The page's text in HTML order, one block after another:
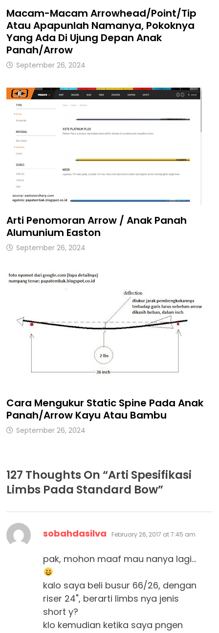
Macam-Macam Arrowhead/Point/Tip
Atau Apapunlah Namanya, Pokoknya
Yang Ada Di Ujung Depan Anak
Panah/Arrow
September 26, 2024
Arti Penomoran Arrow / Anak Panah
Alumunium Easton
September 26, 2024
Cara Mengukur Static Spine Pada Anak
Panah/Arrow Kayu Atau Bambu
September 26, 2024
127 Thoughts On “Arti Spesifikasi
Limbs Pada Standard Bow”
sobahdasilva says:
February 26, 2017 at 7:45 am
pak, mohon maaf mau nanya lagi…
kalo saya beli busur 66/26, dengan
riser 24", berarti limbs nya jenis
short y?
klo kemudian ketika saya pngen